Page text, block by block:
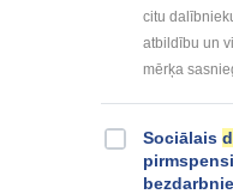
citu
atbildību un
mērķa
Sociālais